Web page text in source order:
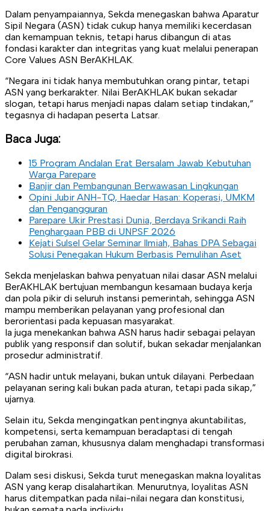
Dalam penyampaiannya, Sekda menegaskan bahwa Aparatur
Sipil Negara (ASN) tidak cukup hanya memiliki kecerdasan
dan kemampuan teknis, tetapi harus dibangun di atas
fondasi karakter dan integritas yang kuat melalui penerapan
Core Values ASN BerAKHLAK.
“Negara ini tidak hanya membutuhkan orang pintar, tetapi
ASN yang berkarakter. Nilai BerAKHLAK bukan sekadar
slogan, tetapi harus menjadi napas dalam setiap tindakan,”
tegasnya di hadapan peserta Latsar.
Baca Juga:
15 Program Andalan Erat Bersalam Jawab Kebutuhan
Warga Parepare
Banjir dan Pembangunan Berwawasan Lingkungan
Opini Jubir ANH-TQ, Haedar Hasan: Koperasi, UMKM
dan Pengangguran
Parepare Ukir Prestasi Dunia, Berdaya Srikandi Raih
Penghargaan PBB di UNPSF 2026
Kejati Sulsel Gelar Seminar Ilmiah, Bahas DPA Sebagai
Solusi Penegakan Hukum Berbasis Pemulihan Aset
Sekda menjelaskan bahwa penyatuan nilai dasar ASN melalui
BerAKHLAK bertujuan membangun kesamaan budaya kerja
dan pola pikir di seluruh instansi pemerintah, sehingga ASN
mampu memberikan pelayanan yang profesional dan
berorientasi pada kepuasan masyarakat.
Ia juga menekankan bahwa ASN harus hadir sebagai pelayan
publik yang responsif dan solutif, bukan sekadar menjalankan
prosedur administratif.
“ASN hadir untuk melayani, bukan untuk dilayani. Perbedaan
pelayanan sering kali bukan pada aturan, tetapi pada sikap,”
ujarnya.
Selain itu, Sekda mengingatkan pentingnya akuntabilitas,
kompetensi, serta kemampuan beradaptasi di tengah
perubahan zaman, khususnya dalam menghadapi transformasi
digital birokrasi.
Dalam sesi diskusi, Sekda turut menegaskan makna loyalitas
ASN yang kerap disalahartikan. Menurutnya, loyalitas ASN
harus ditempatkan pada nilai-nilai negara dan konstitusi,